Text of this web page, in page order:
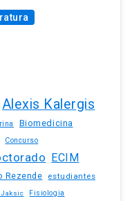
Alexis Kalergis
Biomedicina
Concurso
ECIM
Rezende estudiantes
Jaksic Fisiologia